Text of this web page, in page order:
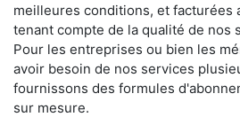
meilleures conditions, et facturées
tenant compte de la qualité de nos
Pour les entreprises ou bien les
avoir besoin de nos services
fournissons des formules
sur mesure.